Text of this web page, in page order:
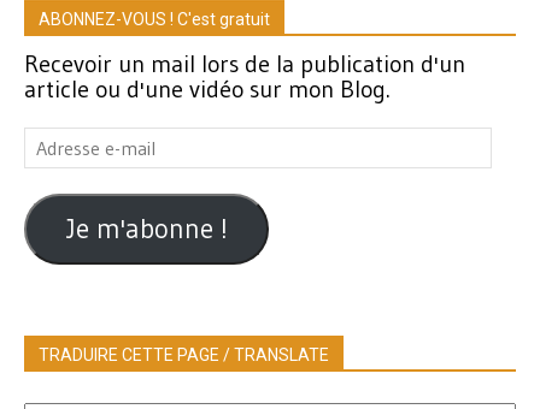
ABONNEZ-VOUS ! C'est gratuit
Recevoir un mail lors de la publication d'un
article ou d'une vidéo sur mon Blog.
Adresse
e-
mail
Je m'abonne !
TRADUIRE CETTE PAGE / TRANSLATE